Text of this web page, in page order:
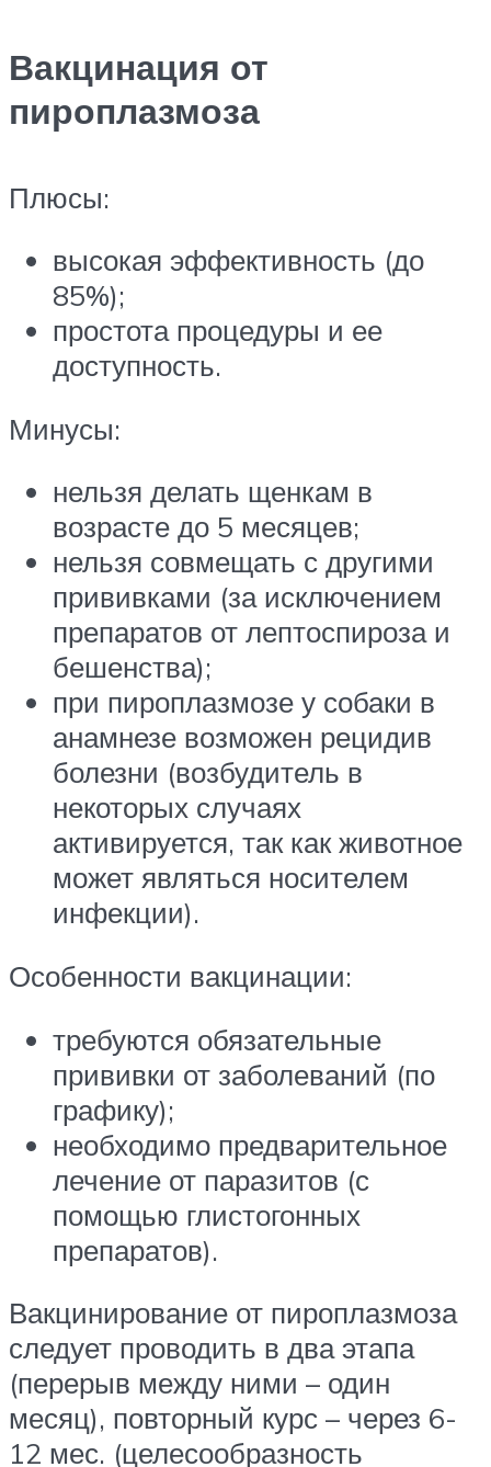
Вакцинация от
пироплазмоза
Плюсы:
высокая эффективность (до
85%);
простота процедуры и ее
доступность.
Минусы:
нельзя делать щенкам в
возрасте до 5 месяцев;
нельзя совмещать с другими
прививками (за исключением
препаратов от лептоспироза и
бешенства);
при пироплазмозе у собаки в
анамнезе возможен рецидив
болезни (возбудитель в
некоторых случаях
активируется, так как животное
может являться носителем
инфекции).
Особенности вакцинации:
требуются обязательные
прививки от заболеваний (по
графику);
необходимо предварительное
лечение от паразитов (с
помощью глистогонных
препаратов).
Вакцинирование от пироплазмоза
следует проводить в два этапа
(перерыв между ними – один
месяц), повторный курс – через 6-
12 мес. (целесообразность